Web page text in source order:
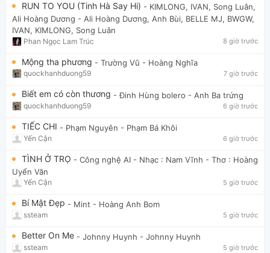
RUN TO YOU (Tinh Hà Say Hi) - KIMLONG, IVAN, Song Luân,
Ali Hoàng Dương - Ali Hoàng Dương, Anh Bùi, BELLE MJ, BWGW,
IVAN, KIMLONG, Song Luân
Phan Ngọc Lam Trúc 8 giờ trước
Mộng tha phương - Trường Vũ - Hoàng Nghĩa
quockhanhduong59 7 giờ trước
Biết em có còn thương - Đinh Hùng bolero - Anh Ba trứng
quockhanhduong59 6 giờ trước
TIẾC CHI - Phạm Nguyên - Phạm Bá Khôi
Yến Cận 6 giờ trước
TÌNH Ở TRỌ - Công nghệ AI - Nhạc : Nam Vĩnh - Thơ : Hoàng
Uyển Văn
Yến Cận 5 giờ trước
Bí Mật Đẹp - Mint - Hoàng Anh Bom
ssteam 5 giờ trước
Better On Me - Johnny Huynh - Johnny Huynh
ssteam 5 giờ trước